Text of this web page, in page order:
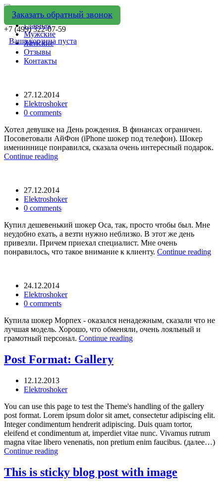
Заказать обратный звонок
+7 (499) 322-07-59
Ваша корзина пуста
Главная
Мужские
Женские
Отзывы
Контакты
27.12.2014
Elektroshoker
0 comments
Хотел девушке на День рождения. В финансах ограничен.
Посоветовали АйФон (iPhone шокер под телефон). Шокер
имениннице понравился, сказала очень интересный подарок.
Continue reading
27.12.2014
Elektroshoker
0 comments
Купил дешевенький шокер Оса, так, просто чтобы был. Мне
неудобно ехать, а везти нужно неблизко. В этот же день
привезли. Причем приехал специалист. Мне очень
понравилось, что такое внимание к клиенту. Continue reading
24.12.2014
Elektroshoker
0 comments
Купила шокер Морпех - оказался ненадежным, сказали что не
лучшая модель. Хорошо, что обменяли, очень лояльный и
грамотный персонал. Continue reading
Post Format: Gallery
12.12.2013
Elektroshoker
You can use this page to test the Theme's handling of the gallery
post format. Lorem ipsum dolor sit amet, consectetur adipiscing elit.
Integer condimentum hendrerit adipiscing. Duis quam tortor,
eleifend et condimentum at, imperdiet vitae nunc. Vivamus rutrum
magna vitae libero venenatis, non pretium enim faucibus. (далее…)
Continue reading
This is sticky blog post with image